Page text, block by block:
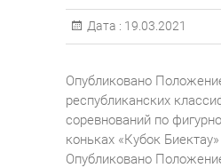
Дата : 19.03.2021
Опубликовано
республиканских
соревнований по
коньках «Кубок
Опубликовано